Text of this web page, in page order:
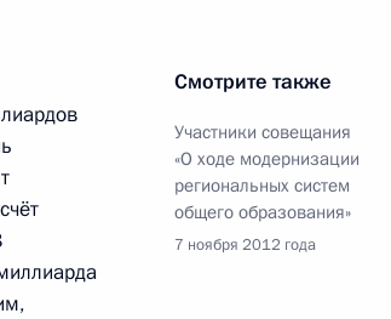
нацпроектов
Смотрите также
Участники совещания
«О ходе модернизации
региональных систем
общего образования»
7 ноября 2012 года